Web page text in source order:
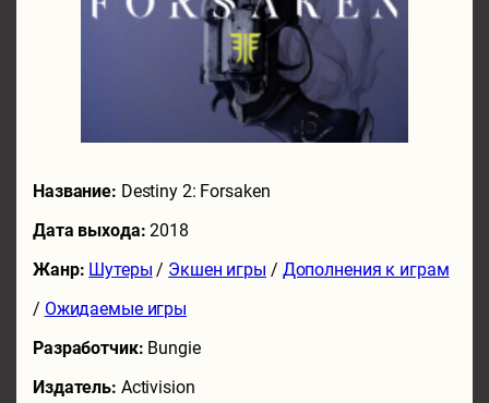
Название: Destiny 2: Forsaken
Дата выхода:2018
Жанр: Шутеры / Экшен игры / Дополнения к играм
/ Ожидаемые игры
Разработчик: Bungie
Издатель: Activision